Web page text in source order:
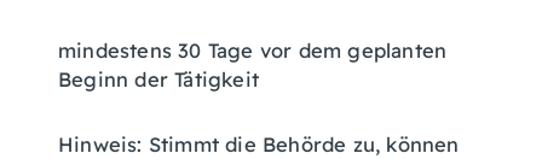
mindestens 30 Tage vor dem geplanten
Beginn der Tätigkeit
Hinweis: Stimmt die Behörde zu, können